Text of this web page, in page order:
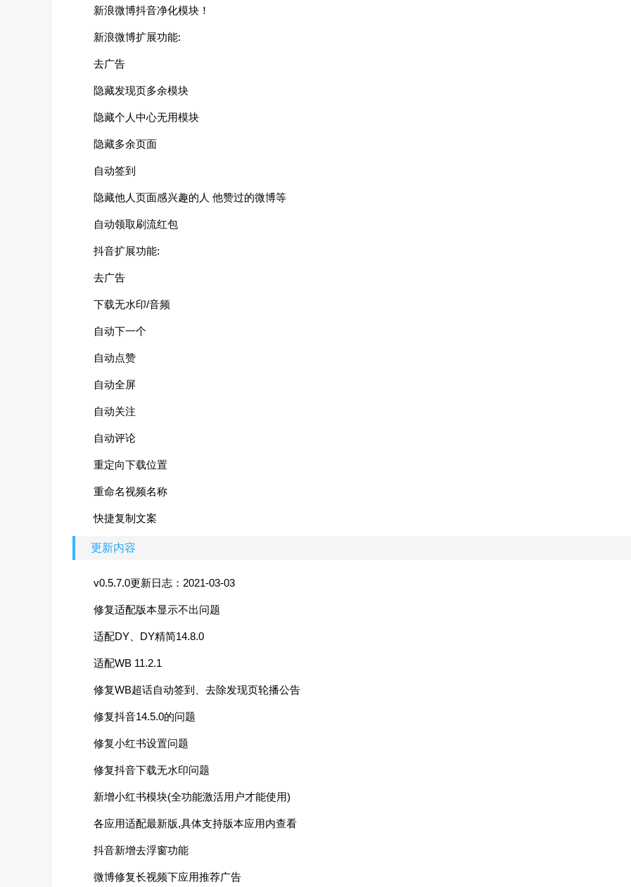
新浪微博抖音净化模块！
新浪微博扩展功能:
去广告
隐藏发现页多余模块
隐藏个人中心无用模块
隐藏多余页面
自动签到
隐藏他人页面感兴趣的人 他赞过的微博等
自动领取刷流红包
抖音扩展功能:
去广告
下载无水印/音频
自动下一个
自动点赞
自动全屏
自动关注
自动评论
重定向下载位置
重命名视频名称
快捷复制文案
更新内容
v0.5.7.0更新日志：2021-03-03
修复适配版本显示不出问题
适配DY、DY精简14.8.0
适配WB 11.2.1
修复WB超话自动签到、去除发现页轮播公告
修复抖音14.5.0的问题
修复小红书设置问题
修复抖音下载无水印问题
新增小红书模块(全功能激活用户才能使用)
各应用适配最新版,具体支持版本应用内查看
抖音新增去浮窗功能
微博修复长视频下应用推荐广告